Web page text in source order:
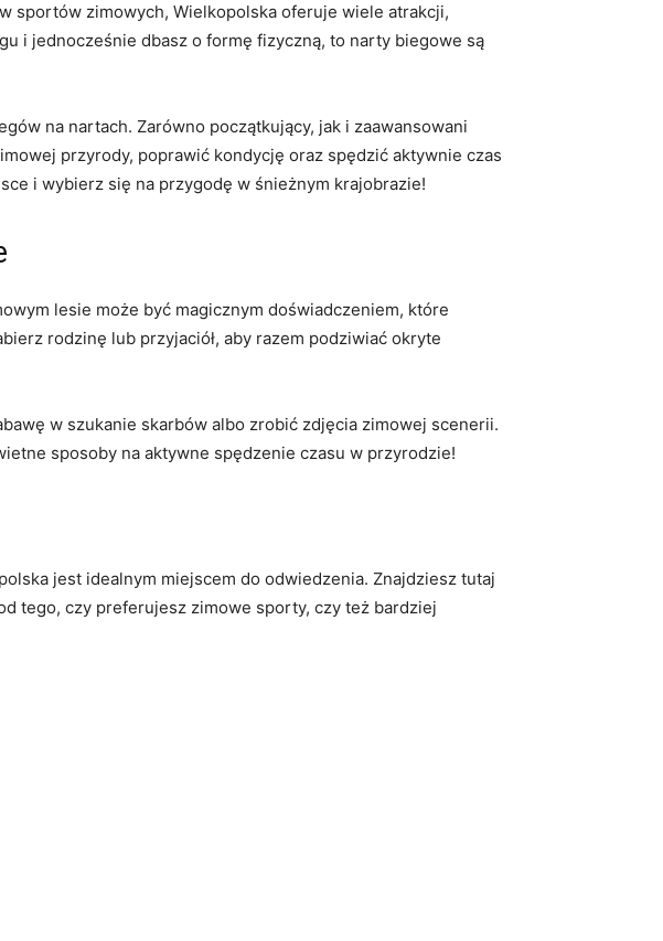
⁢sportów zimowych, Wielkopolska ⁢oferuje wiele atrakcji,
i jednocześnie dbasz o formę fizyczną, to narty biegowe⁢ są
na nartach. Zarówno początkujący, jak i ⁣zaawansowani
przyrody, poprawić kondycję oraz⁣ spędzić aktywnie czas‌
i⁤ wybierz się na ⁣przygodę w ⁢śnieżnym krajobrazie!
lesie może być magicznym doświadczeniem, które
⁣rodzinę ‍lub przyjaciół, aby​ razem podziwiać okryte
⁤w​ szukanie skarbów albo zrobić zdjęcia zimowej‌ scenerii.
sposoby na aktywne spędzenie czasu w⁤ przyrodzie!
jest idealnym⁤ miejscem do odwiedzenia.⁣ Znajdziesz​ tutaj
tego, czy preferujesz zimowe ⁣sporty, czy też​ bardziej